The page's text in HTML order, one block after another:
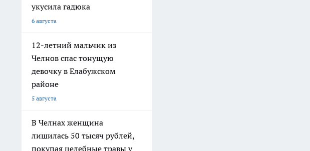
укусила гадюка
6 августа
12-летний мальчик из
Челнов спас тонущую
девочку в Елабужском
районе
5 августа
В Челнах женщина
лишилась 50 тысяч рублей,
покупая целебные травы у